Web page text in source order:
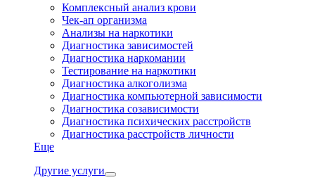
Комплексный анализ крови
Чек-ап организма
Анализы на наркотики
Диагностика зависимостей
Диагностика наркомании
Тестирование на наркотики
Диагностика алкоголизма
Диагностика компьютерной зависимости
Диагностика созависимости
Диагностика психических расстройств
Диагностика расстройств личности
Еще
Другие услуги